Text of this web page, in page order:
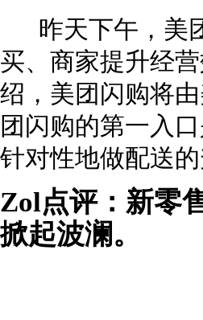
昨天下午，美
买、商家提升经
绍，美团闪购将
团闪购的第一入
针对性地做配送的
Zol点评：新零
掀起波澜。